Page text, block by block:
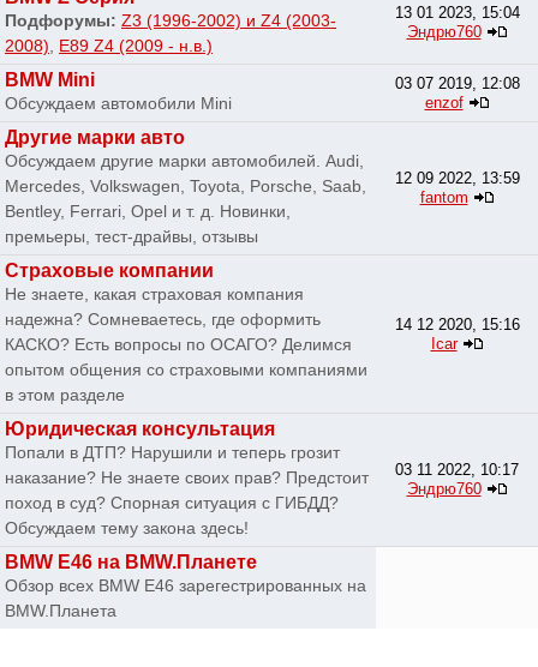
Подфорумы: Z3 (1996-2002) и Z4 (2003-
2008), E89 Z4 (2009 - н.в.)
13 01 2023, 15:04
Эндрю760
BMW Mini
Обсуждаем автомобили Mini
03 07 2019, 12:08
enzof
Другие марки авто
Обсуждаем другие марки автомобилей. Audi,
Mercedes, Volkswagen, Toyota, Porsche, Saab,
Bentley, Ferrari, Opel и т. д. Новинки,
премьеры, тест-драйвы, отзывы
12 09 2022, 13:59
fantom
Страховые компании
Не знаете, какая страховая компания
надежна? Сомневаетесь, где оформить
КАСКО? Есть вопросы по ОСАГО? Делимся
опытом общения со страховыми компаниями
в этом разделе
14 12 2020, 15:16
Icar
Юридическая консультация
Попали в ДТП? Нарушили и теперь грозит
наказание? Не знаете своих прав? Предстоит
поход в суд? Спорная ситуация с ГИБДД?
Обсуждаем тему закона здесь!
03 11 2022, 10:17
Эндрю760
BMW E46 на BMW.Планете
Обзор всех BMW E46 зарегестрированных на
BMW.Планета